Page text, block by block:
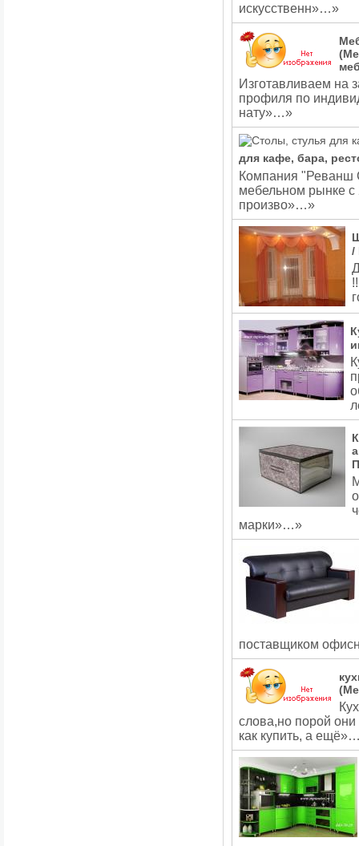
искусственн»…»
Изготавливаем на
профиля по
нату»…»
для кафе, бара,
Компания "Реванш
мебельном рынке с
произво»…»
/
марки»…»
поставщиком
слова,но порой
как купить, а